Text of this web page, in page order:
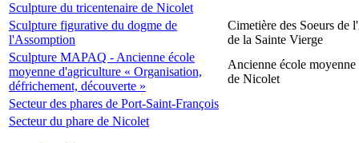
Sculpture du tricentenaire de Nicolet
Sculpture figurative du dogme de
l'Assomption
Cimetière des Soeurs de
de la Sainte Vierge
Sculpture MAPAQ - Ancienne école
moyenne d'agriculture « Organisation,
défrichement, découverte »
Ancienne école
de Nicolet
Secteur des phares de Port-Saint-François
Secteur du phare de Nicolet